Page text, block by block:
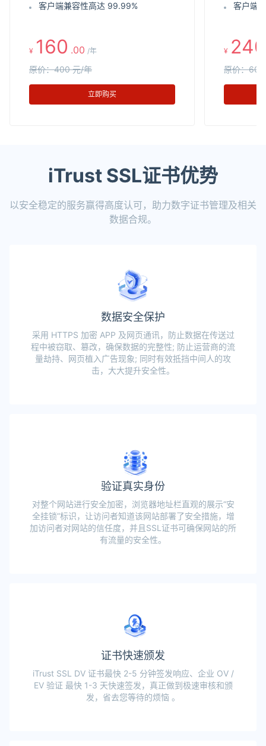
客户端兼容性高达 99.99%
¥ 160 .00 /年
原价：400 元/年
立即购买
客户端
¥ 240
原价：
iTrust SSL证书优势
以安全稳定的服务赢得高度认可，助力数字证书管理及相关
数据合规。
数据安全保护
采用 HTTPS 加密 APP 及网页通讯，防止数据在传送过
程中被窃取、篡改，确保数据的完整性; 防止运营商的流
量劫持、网页植入广告现象; 同时有效抵挡中间人的攻
击，大大提升安全性。
验证真实身份
对整个网站进行安全加密，浏览器地址栏直观的展示“安
全挂锁”标识，让访问者知道该网站部署了安全措施，增
加访问者对网站的信任度，并且SSL证书可确保网站的所
有流量的安全性。
证书快速颁发
iTrust SSL DV 证书最快 2-5 分钟签发响应、企业 OV /
EV 验证 最快 1-3 天快速签发，真正做到极速审核和颁
发，省去您等待的烦恼 。